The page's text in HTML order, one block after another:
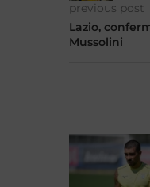
previous post
Lazio,
Mussolini